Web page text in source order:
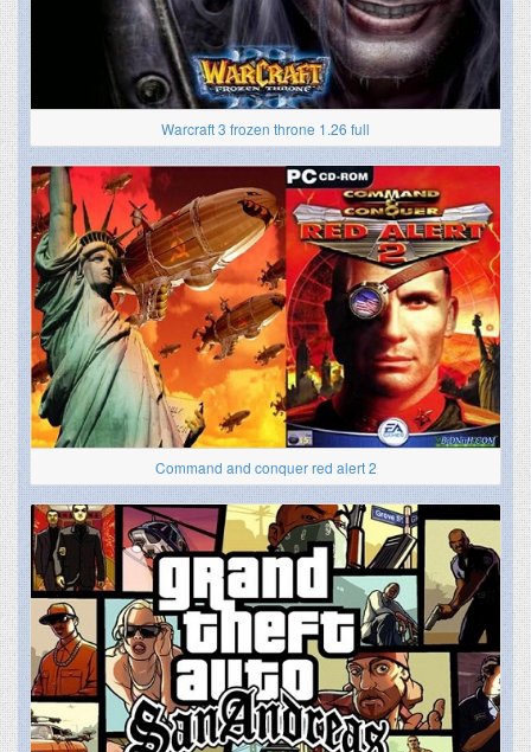
Warcraft 3 frozen throne 1.26 full
Command and conquer red alert 2